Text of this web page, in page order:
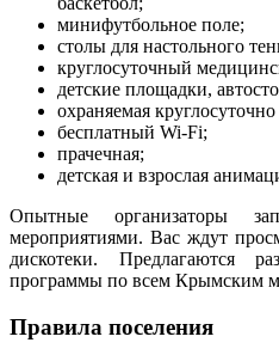
минифутбольное поле;
столы для настольного
круглосуточный
детские площадки,
охраняемая
бесплатный Wi-Fi;
прачечная;
детская и взрослая
Опытные организаторы
мероприятиями. Вас ждут
дискотеки. Предлагаются
программы по всем Крымским
Правила поселения